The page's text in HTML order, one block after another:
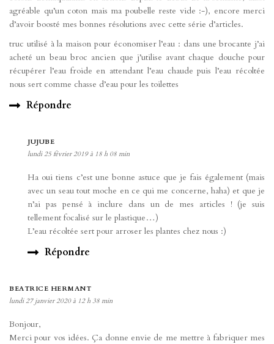
agréable qu’un coton mais ma poubelle reste vide :-), encore merci
d’avoir boosté mes bonnes résolutions avec cette série d’articles.
truc utilisé à la maison pour économiser l’eau : dans une brocante j’ai
acheté un beau broc ancien que j’utilise avant chaque douche pour
récupérer l’eau froide en attendant l’eau chaude puis l’eau récoltée
nous sert comme chasse d’eau pour les toilettes
Répondre
JUJUBE
lundi 25 février 2019 à 18 h 08 min
Ha oui tiens c’est une bonne astuce que je fais également (mais
avec un seau tout moche en ce qui me concerne, haha) et que je
n’ai pas pensé à inclure dans un de mes articles ! (je suis
tellement focalisé sur le plastique…)
L’eau récoltée sert pour arroser les plantes chez nous :)
Répondre
BEATRICE HERMANT
lundi 27 janvier 2020 à 12 h 38 min
Bonjour,
Merci pour vos idées. Ça donne envie de me mettre à fabriquer mes